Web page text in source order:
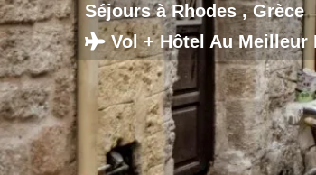
Séjours à Rhodes , Grèce
Vol + Hôtel Au Meilleur